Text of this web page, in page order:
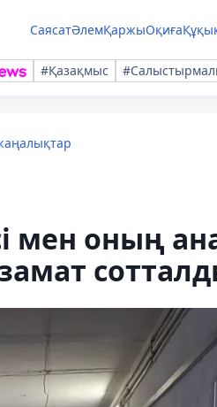
СаясатӘлемҚаржыОқиға
#Қазақмыс
мен оның